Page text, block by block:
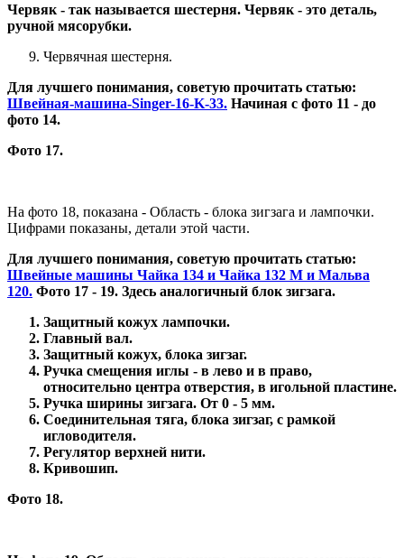
Червяк - так называется шестерня. Червяк - это деталь,
ручной мясорубки.
Червячная шестерня.
Для лучшего понимания, советую прочитать статью:
Швейная-машина-Singer-16-K-33. Начиная с фото 11 - до
фото 14.
Фото 17.
На фото 18, показана - Область - блока зигзага и лампочки.
Цифрами показаны, детали этой части.
Для лучшего понимания, советую прочитать статью:
Швейные машины Чайка 134 и Чайка 132 М и Мальва
120. Фото 17 - 19. Здесь аналогичный блок зигзага.
Защитный кожух лампочки.
Главный вал.
Защитный кожух, блока зигзаг.
Ручка смещения иглы - в лево и в право,
относительно центра отверстия, в игольной пластине.
Ручка ширины зигзага. От 0 - 5 мм.
Соединительная тяга, блока зигзаг, с рамкой
игловодителя.
Регулятор верхней нити.
Кривошип.
Фото 18.